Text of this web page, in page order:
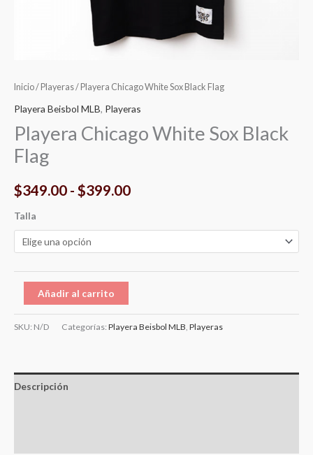
Inicio/ Playeras/ Playera Chicago White Sox Black Flag
Playera Beisbol MLB, Playeras
Playera Chicago White Sox Black
Flag
$349.00 - $399.00
Talla
Añadir al carrito
SKU: N/D Categorías: Playera Beisbol MLB Playeras
Descripción